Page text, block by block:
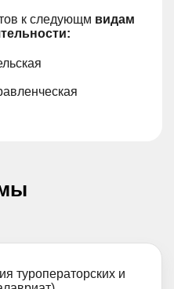
к следующм видам
туроператорских и